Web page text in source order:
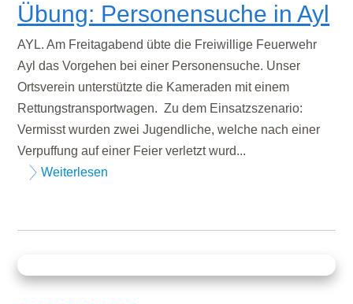
Übung: Personensuche in Ayl
AYL. Am Freitagabend übte die Freiwillige Feuerwehr
Ayl das Vorgehen bei einer Personensuche. Unser
Ortsverein unterstützte die Kameraden mit einem
Rettungstransportwagen. Zu dem Einsatzszenario:
Vermisst wurden zwei Jugendliche, welche nach einer
Verpuffung auf einer Feier verletzt wurd...
Weiterlesen